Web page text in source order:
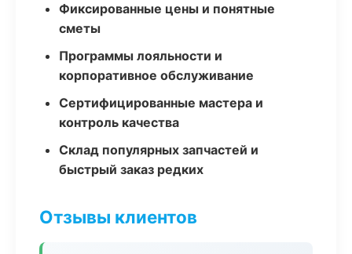
Фиксированные цены и понятные
сметы
Программы лояльности и
корпоративное обслуживание
Сертифицированные мастера и
контроль качества
Склад популярных запчастей и
быстрый заказ редких
Отзывы клиентов